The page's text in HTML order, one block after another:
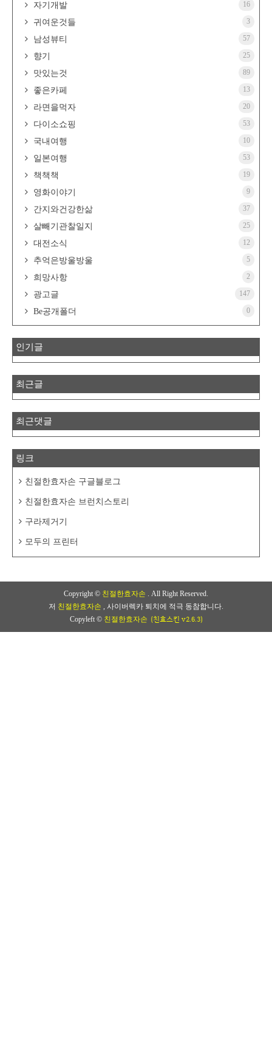
자기개발 16
귀여운것들 3
남성뷰티 57
향기 25
맛있는것 89
좋은카페 13
라면을먹자 20
다이소쇼핑 53
국내여행 10
일본여행 53
책책책 19
영화이야기 9
간지와건강한삶 37
살빼기관찰일지 25
대전소식 12
추억은방울방울 5
희망사항 2
광고글 147
Be공개폴더 0
인기글
최근글
최근댓글
링크
친절한효자손 구글블로그
친절한효자손 브런치스토리
구라제거기
모두의 프린터
Copyright © 친절한효자손 . All Right Reserved.
저 친절한효자손 , 사이버렉카 퇴치에 적극 동참합니다.
Copyleft © 친절한효자손 (친효스킨 v2.6.3)